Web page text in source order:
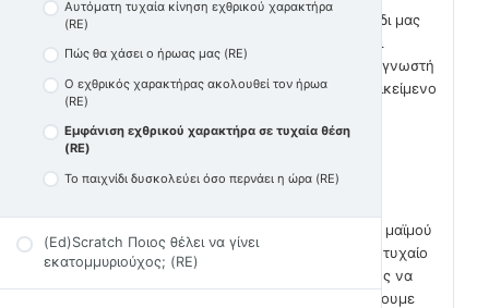
Αυτόματη τυχαία κίνηση εχθρικού χαρακτήρα
(RE)
Πώς θα χάσει ο ήρωας μας (RE)
Ο εχθρικός χαρακτήρας ακολουθεί τον ήρωα
(RE)
Εμφάνιση εχθρικού χαρακτήρα σε τυχαία θέση
(RE)
Το παιχνίδι δυσκολεύει όσο περνάει η ώρα (RE)
(Ed)Scratch Ποιος θέλει να γίνει
εκατομμυριούχος; (RE)
Ήρθε η ώρα να εισάγουμε στο παιχνίδι μας
το τελευταίο αντικείμενο που είναι οι
μπανάνες. Ακολουθήστε λοιπόν την γνωστή
πλέον διαδικασία και εισάγετε το αντικείμενο
εξαφανίζονται μόλις τις ακουμπάει η μαϊμού
και να εμφανίζονται σε κάποιο άλλο τυχαίο
σημείο του σκηνικού. Θέλουμε επίσης να
μετράμε σκορ αλλά αυτό θα το φτιάξουμε